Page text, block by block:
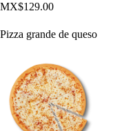
MX$129.00
Pizza grande de queso